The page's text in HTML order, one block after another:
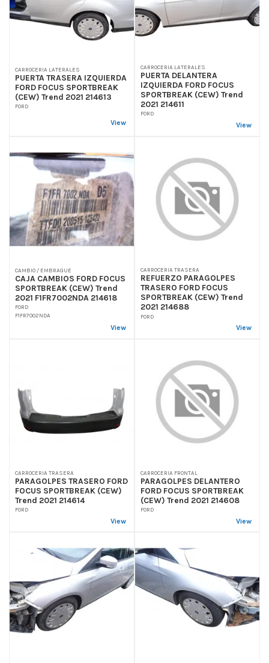
CARROCERIA LATERALES
PUERTA TRASERA IZQUIERDA
FORD FOCUS SPORTBREAK
(CEW) Trend 2021 214613
FORD
View
CARROCERIA LATERALES
PUERTA DELANTERA
IZQUIERDA FORD FOCUS
SPORTBREAK (CEW) Trend
2021 214611
FORD
View
CAMBIO / EMBRAGUE
CAJA CAMBIOS FORD FOCUS
SPORTBREAK (CEW) Trend
2021 F1FR7002NDA 214618
FORD
F1FR7002NDA
View
CARROCERIA TRASERA
REFUERZO PARAGOLPES
TRASERO FORD FOCUS
SPORTBREAK (CEW) Trend
2021 214688
FORD
View
CARROCERIA TRASERA
PARAGOLPES TRASERO FORD
FOCUS SPORTBREAK (CEW)
Trend 2021 214614
FORD
View
CARROCERIA FRONTAL
PARAGOLPES DELANTERO
FORD FOCUS SPORTBREAK
(CEW) Trend 2021 214608
FORD
View